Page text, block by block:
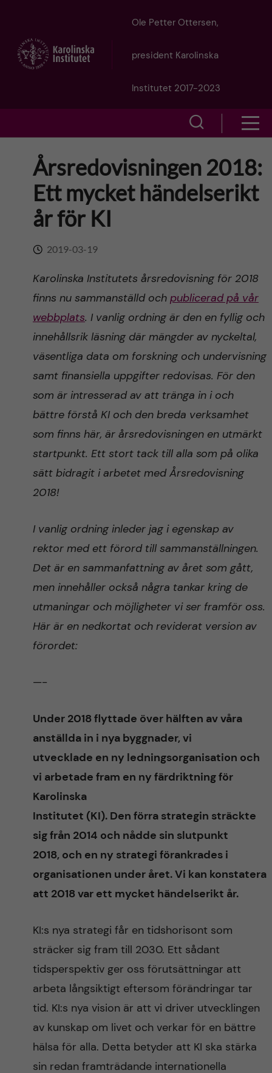
t
Ole Petter Ottersen,
president Karolinska
Institutet 2017-2023
o
w
r
c
h
f
i
e
l
o
n
Årsredovisningen 2018:
Ett mycket händelserikt
år för KI
2019-03-19
Karolinska Institutets årsredovisning för 2018
finns nu sammanställd och publicerad på vår
webbplats. I vanlig ordning är den en fyllig och
innehållsrik läsning där mängder av nyckeltal,
väsentliga data om forskning och undervisning
samt finansiella uppgifter redovisas. För den
som är intresserad av att tränga in i och
bättre förstå KI och den breda verksamhet
som finns här, är årsredovisningen en utmärkt
startpunkt. Ett stort tack till alla som på olika
sätt bidragit i arbetet med Årsredovisning
2018!
I vanlig ordning inleder jag i egenskap av
rektor med ett förord till sammanställningen.
Det är en sammanfattning av året som gått,
men innehållerockså några tankar kring de
utmaningar och möjligheter vi ser framför oss.
Här är en nedkortat och reviderat version av
förordet:
—-
Under 2018 flyttade över hälften av våra
anställda in i nya byggnader, vi
utvecklade en ny ledningsorganisation och
vi arbetade fram en ny färdriktning för
Karolinska
Institutet (KI). Den förra strategin sträckte
sig från 2014 och nådde sin slutpunkt
2018, och en ny strategi förankrades i
organisationen under året. Vi kan konstatera
att 2018 var ett mycket händelserikt år.
KI:s nya strategi får en tidshorisont som
sträcker sig fram till 2030. Ett sådant
tidsperspektiv ger oss förutsättningar att
arbeta långsiktigt eftersom förändringar tar
tid. KI:s nya vision är att vi driver utvecklingen
av kunskap om livet och verkar för en bättre
hälsa för alla. Detta betyder att KI ska stärka
sin redan framträdande internationella